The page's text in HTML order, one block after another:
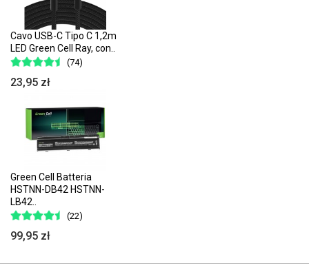
Cavo USB-C Tipo C 1,2m
LED Green Cell Ray, con..
(74)
23,95 zł
Green Cell Batteria
HSTNN-DB42 HSTNN-
LB42..
(22)
99,95 zł